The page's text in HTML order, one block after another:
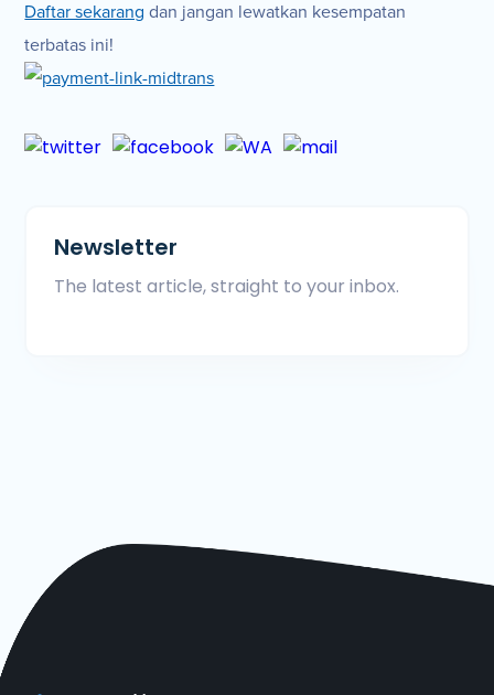
Daftar sekarang dan jangan lewatkan kesempatan
terbatas ini!
Newsletter
The latest article, straight to your inbox.